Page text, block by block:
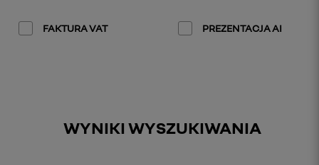
FAKTURA VAT PREZENTACJA AI
WYNIKI WYSZUKIWANIA